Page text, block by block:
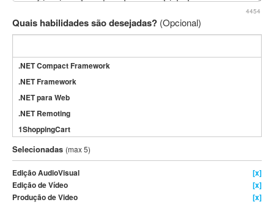
4454
Quais habilidades são desejadas? (Opcional)
.NET Compact Framework
.NET Framework
.NET para Web
.NET Remoting
1ShoppingCart
3DS Max
3GSM
4D Dimension
802.11
Selecionadas (max 5)
Edição AudioVisual
[x]
Edição de Vídeo
[x]
Produção de Video
[x]